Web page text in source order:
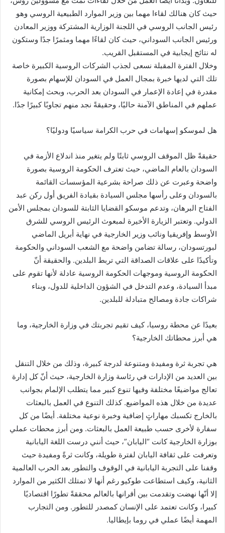
حيث كان هنالك لقاءا مهما بين وزير الموارد الطبيعية الروسي وهو
رئيس الجانب الروسي في اللجنة الوزارية المشتركة ووزير المعادن
ورئيس الجانب السوداني، حيث كان لقاءًا مهما ومثمرًا جدًا وستكون
له نتائج إيجابية في المستقبل القريب.
وخلال الفترة المقبلة نسعى لجذب الشركات الروسية الكبيرة خاصة
تلك التي لديها خبرة بمجال العمل في السودان للإسهام بصورة
مقدرة في إعادة الإعمار في السودان بعد الحرب، وبحث إمكانية
عملهم في المناطق الآمنة حاليًا، وحقيقةً نجد منهم تجاوبًا كبيرًا جدًا.
هل لموسكو إسهامات في حرب الكرامة سياسيًا ودوليًا؟
حقيقةً ظل الموقف الروسي ثابتًا ولم يتغير منذ اندلاع الأزمة في
السودان بالعام الماضي، حيث تعترف الحكومة الروسية بصورة
واضحة وعبرت عن ذلك صراحة بشرعية المؤسسات القائمة
بالسودان وعلى رأسها مجلس السيادة بقيادة الفريق أول ركن عبد
الفتاح البرهان، وتدعم موسكو القضايا الثابتة للسودان بمجلس الأمن
الدولي. وتعتبر الزيارة الأخيرة لمبعوث الرئيس الروسي للشرق
الأوسط وإفريقيا ونائب وزير الخارجية في نهاية أبريل الماضي
لبورتسودان، رسالة تضامن واضحة مع الشعب السوداني والحكومة
وتأكيدًا على علاقات الصداقة التي تربط البلدين. والحقيقة أنّ
الحكومة الروسية وموجهات الحكومة الروسية عادلة لأنها تقوم على
مبدأ السيادة، وعدم التدخل في الشؤون الداخلية للدول، وبناء
شراكات جادة ومصالح متبادلة للبلدين.
بعيدًا عن محطة روسيا، كيف تقيم تجربتك في وزارة الخارجية، وما
هي أبرز محطاتك الخارجية؟
هي تجربة ثرة ومفيدة ومتنوعة لدرجة كبيرة، وذلك من خلال التنقل
بين العديد من الإدارات في رئاسة وزارة الخارجية، حيث أنّ كل إدارة
تعالج مواضيعًا مختلفة وفيها تنوع كبير مما يتطلب الإلمام بجوانب
عديدة من خلال هذه المواضيع. كذلك التنوع في العمل بالبعثات
بالخارج تكسبك مهاراتٍ إضافية وخبرة نوعية مختلفة. أيضًا من كل
سفارة لأخرى حسب طبيعة العمل بالبعثات. ومن أبرز محطات عملي
بوزارة الخارجية كانت “اليابان”، حيث أنني درست اللغة اليابانية
وتعرفت على ثقافة اليابان لفترة طويلة، وكانت ثرةً ومفيدة حيث
وقفنا على التجربة اليابانية في الوقوف والتطور بعد الحرب العالمية
الثانية، وكيف استطاعت طوكيو رغم أنها لا تمتلك الكثير من الموارد
إلا أنّها نهضت وتقدمت بين أقرانها بالعالم محققةً تطورًا اقتصاديًا
كبيرا، وكانت تعتمد على الإنسان كمصدر للتطور. ومن التجارب
المهمة أيضًا عملي في روما بإيطاليا.